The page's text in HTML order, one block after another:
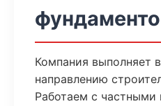
Компания выполняет
направлению
Работаем с